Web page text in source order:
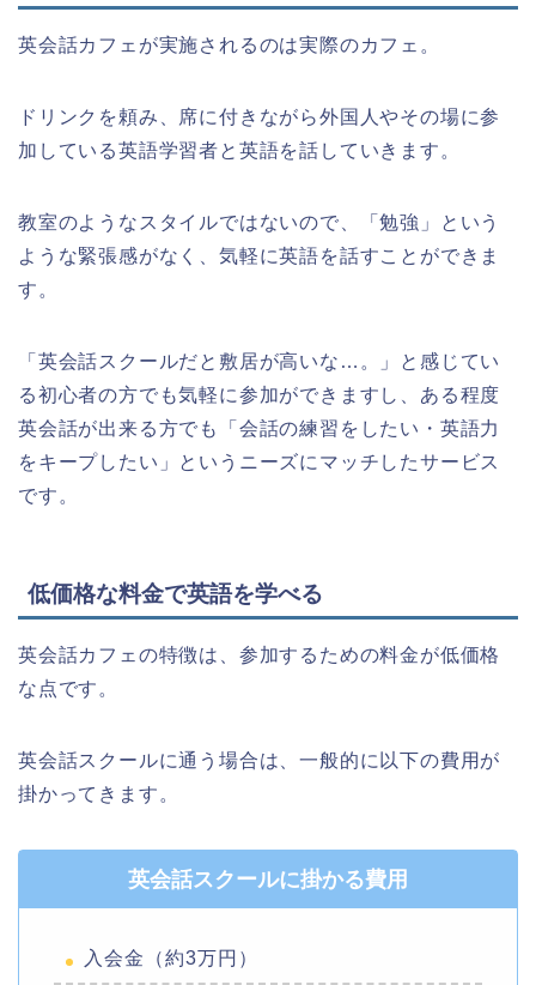
英会話カフェが実施されるのは実際のカフェ。
ドリンクを頼み、席に付きながら外国人やその場に参
加している英語学習者と英語を話していきます。
教室のようなスタイルではないので、「勉強」という
ような緊張感がなく、気軽に英語を話すことができま
す。
「英会話スクールだと敷居が高いな…。」と感じてい
る初心者の方でも気軽に参加ができますし、ある程度
英会話が出来る方でも「会話の練習をしたい・英語力
をキープしたい」というニーズにマッチしたサービス
です。
低価格な料金で英語を学べる
英会話カフェの特徴は、参加するための料金が低価格
な点です。
英会話スクールに通う場合は、一般的に以下の費用が
掛かってきます。
英会話スクールに掛かる費用
入会金（約3万円）